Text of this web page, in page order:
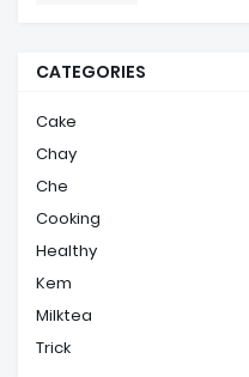
CATEGORIES
Cake
Chay
Che
Cooking
Healthy
Kem
Milktea
Trick